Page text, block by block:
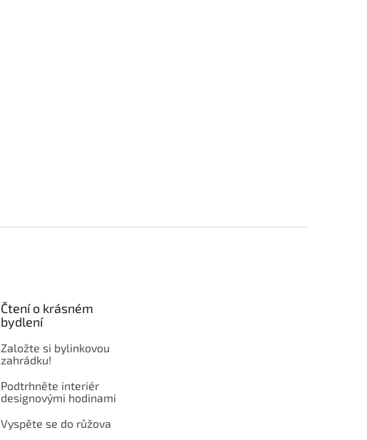
Čtení o krásném
bydlení
Založte si bylinkovou
zahrádku!
Podtrhněte interiér
designovými hodinami
Vyspěte se do růžova